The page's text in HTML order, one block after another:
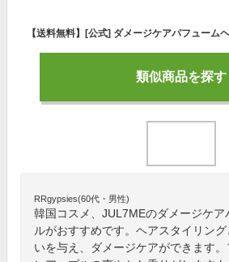
類似商品を探す
RRgypsies(60代・男性)
韓国コスメ、JUL7MEのダメージケア
ルがおすすめです。ヘアスタイリン
いを与え、ダメージケアができます